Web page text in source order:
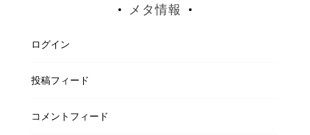
メタ情報
ログイン
投稿フィード
コメントフィード